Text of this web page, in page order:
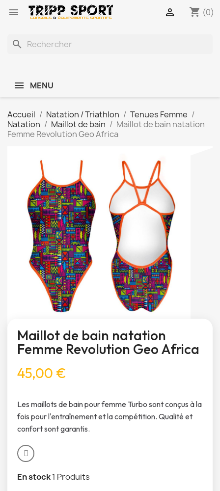
 shopping_cart (0)

search
MENU
Accueil Natation / Triathlon
Tenues Femme
Natation
Maillot de bain
Maillot de bain natation
Femme Revolution Geo Africa
Maillot de bain natation
Femme Revolution Geo Africa
45,00 €
Les maillots de bain pour femme Turbo sont conçus à la
fois pour l'entraînement et la compétition. Qualité et
confort sont garantis.
En stock1 Produits